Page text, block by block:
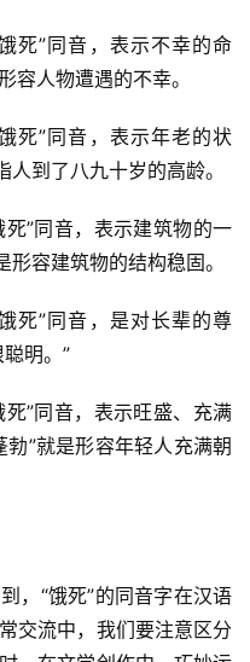
死”同音，表示不幸的命
容人物遭遇的不幸。
死”同音，表示年老的状
到了八九十岁的高龄。
死”同音，表示建筑物的一
容建筑物的结构稳固。
死”同音，是对长辈的尊
明。”
死”同音，表示旺盛、充满
”就是形容年轻人充满朝
“饿死”的同音字在汉语
交流中，我们要注意区分